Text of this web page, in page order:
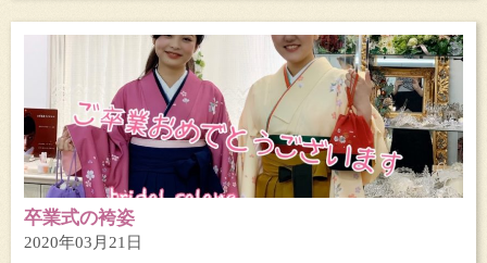
卒業式の袴姿
2020年03月21日